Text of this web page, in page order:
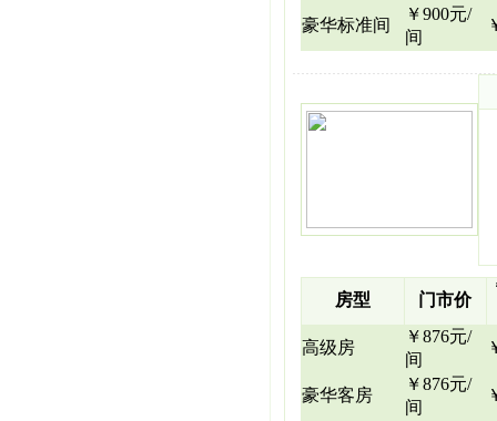
豪华标准间
￥900元/
间
房型 门市价
高级房
￥876元/
间
豪华客房
￥876元/
间